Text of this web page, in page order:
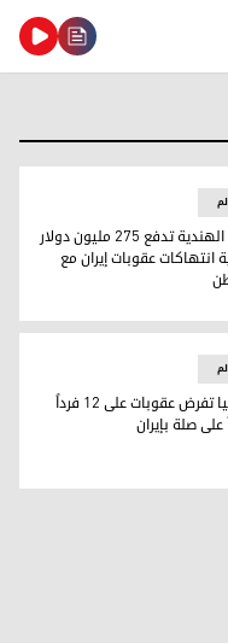
الهندي ناريندرا مودي
أداني" الهندية تدفع 275 مليون دولار
انتهاكات عقوبات إيران مع
بريطانيا تفرض عقوبات على 12 فرداً
على صلة بإيران